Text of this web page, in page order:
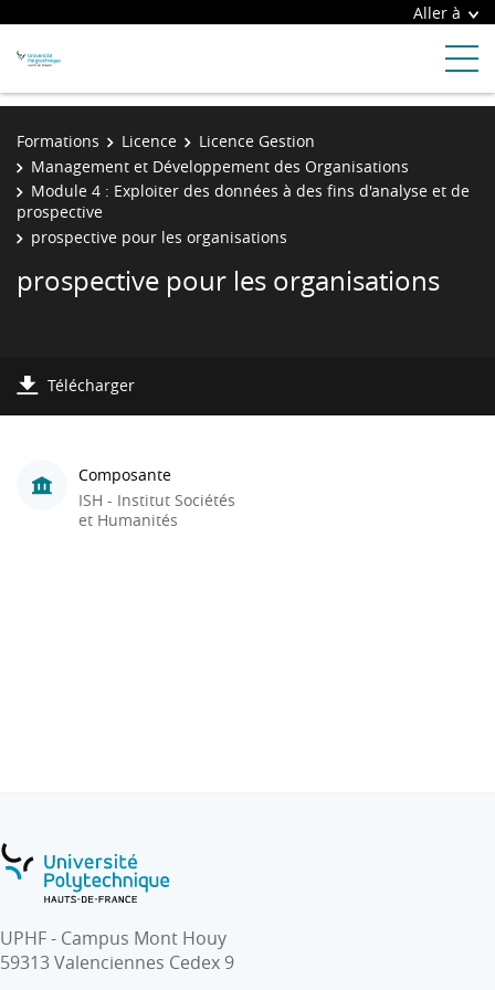
Aller à
Formations Licence
Licence Gestion
Management et Développement des Organisations
Module 4 : Exploiter des données à des fins d'analyse et de
prospective
prospective pour les organisations
prospective pour les organisations
Télécharger
Composante
ISH - Institut Sociétés
et Humanités
UPHF - Campus Mont Houy
59313 Valenciennes Cedex 9